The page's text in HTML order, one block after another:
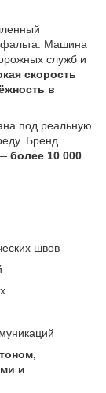
Машина
служб и
скорость
в
под реальную
Бренд
более 10 000
швов
и